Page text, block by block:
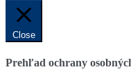
Close
Prehľad ochrany